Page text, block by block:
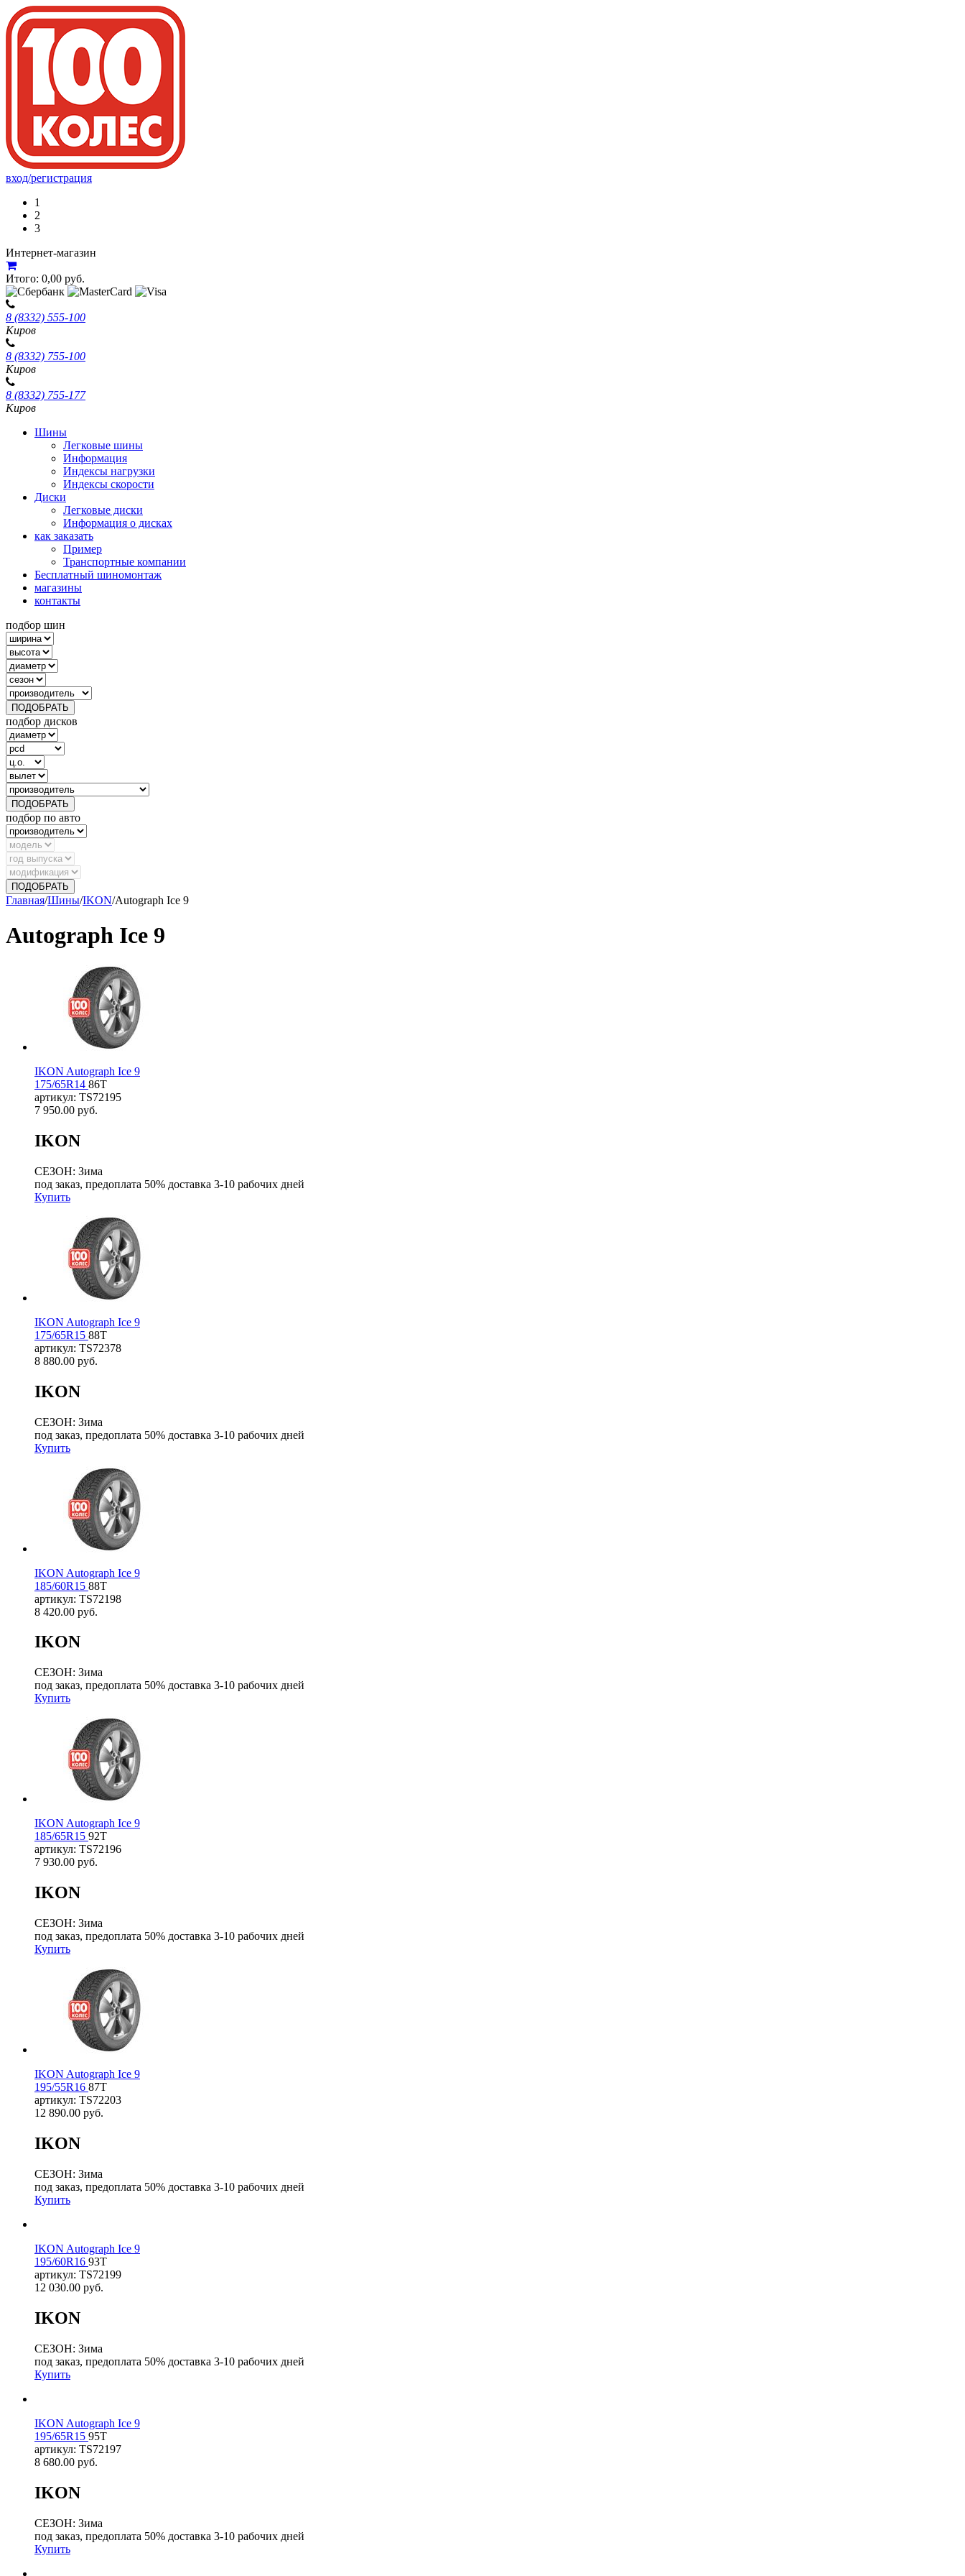
вход/регистрация
1
2
3
Интернет-магазин
Итого: 0,00 руб.
8 (8332) 555-100
Киров
8 (8332) 755-100
Киров
8 (8332) 755-177
Киров
Шины
Легковые шины
Информация
Индексы нагрузки
Индексы скорости
Диски
Легковые диски
Информация о дисках
как заказать
Пример
Транспортные компании
Бесплатный шиномонтаж
магазины
контакты
подбор шин
ПОДОБРАТЬ
подбор дисков
ПОДОБРАТЬ
подбор по авто
ПОДОБРАТЬ
Главная/Шины/IKON/Autograph Ice 9
Autograph Ice 9
IKON Autograph Ice 9
175/65R14 86T
артикул: TS72195
7 950.00 руб.
IKON
СЕЗОН: Зима
под заказ, предоплата 50% доставка 3-10 рабочих дней
Купить
IKON Autograph Ice 9
175/65R15 88T
артикул: TS72378
8 880.00 руб.
IKON
СЕЗОН: Зима
под заказ, предоплата 50% доставка 3-10 рабочих дней
Купить
IKON Autograph Ice 9
185/60R15 88T
артикул: TS72198
8 420.00 руб.
IKON
СЕЗОН: Зима
под заказ, предоплата 50% доставка 3-10 рабочих дней
Купить
IKON Autograph Ice 9
185/65R15 92T
артикул: TS72196
7 930.00 руб.
IKON
СЕЗОН: Зима
под заказ, предоплата 50% доставка 3-10 рабочих дней
Купить
IKON Autograph Ice 9
195/55R16 87T
артикул: TS72203
12 890.00 руб.
IKON
СЕЗОН: Зима
под заказ, предоплата 50% доставка 3-10 рабочих дней
Купить
IKON Autograph Ice 9
195/60R16 93T
артикул: TS72199
12 030.00 руб.
IKON
СЕЗОН: Зима
под заказ, предоплата 50% доставка 3-10 рабочих дней
Купить
IKON Autograph Ice 9
195/65R15 95T
артикул: TS72197
8 680.00 руб.
IKON
СЕЗОН: Зима
под заказ, предоплата 50% доставка 3-10 рабочих дней
Купить